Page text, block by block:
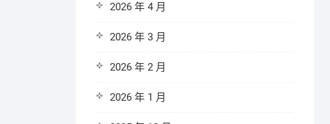
2026 年 4 月
2026 年 3 月
2026 年 2 月
2026 年 1 月